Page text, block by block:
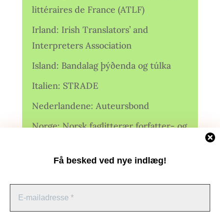
Administrer samtykke
Få besked ved nye indlæg!
littéraires de France (ATLF)
Irland: Irish Translators’ and
Interpreters Association
Island: Bandalag þýðenda og túlka
Italien: STRADE
Nederlandene: Auteursbond
Norge: Norsk faglitterær forfatter- og
Norge: Norsk Oversetterforening
Polen: Stowarzyszenie Tłumaczy
Literatury